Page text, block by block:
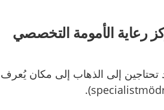
رعاية الأمومة التخصصي
إلى الذهاب إلى مكان يُعرف